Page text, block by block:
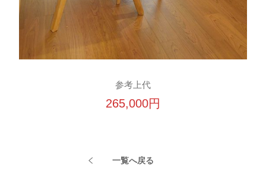
参考上代
265,000円
一覧へ戻る